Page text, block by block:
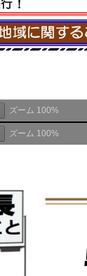
ズーム 100%
ズーム 100%